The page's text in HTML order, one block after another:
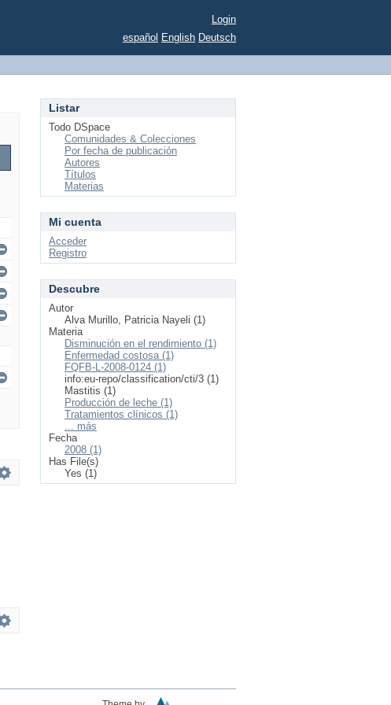
Login
español English Deutsch
Listar
Todo DSpace
Comunidades & Colecciones
Por fecha de publicación
Autores
Títulos
Materias
Mi cuenta
Acceder
Registro
Descubre
Autor
Alva Murillo, Patricia Nayeli (1)
Materia
Disminución en el rendimiento (1)
Enfermedad costosa (1)
FQFB-L-2008-0124 (1)
info:eu-repo/classification/cti/3 (1)
Mastitis (1)
Producción de leche (1)
Tratamientos clínicos (1)
... más
Fecha
2008 (1)
Has File(s)
Yes (1)